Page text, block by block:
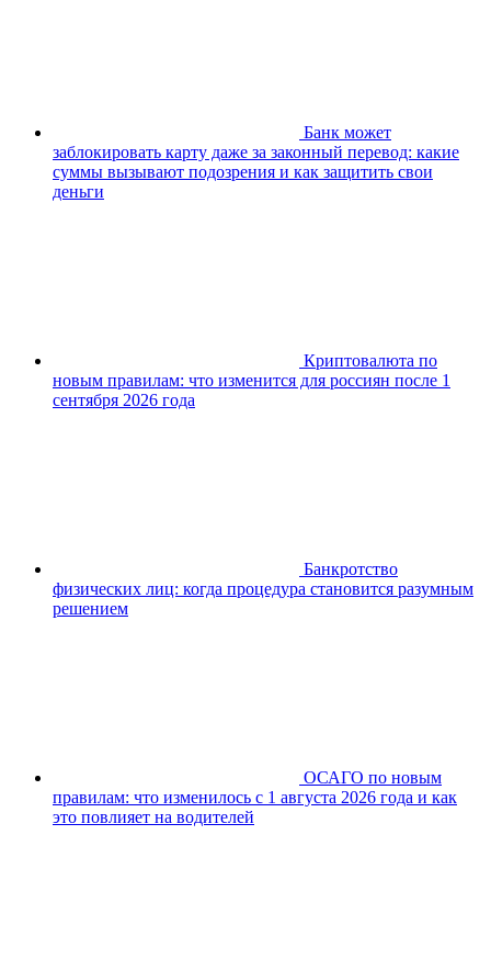
Банк может
заблокировать карту даже за законный перевод: какие
суммы вызывают подозрения и как защитить свои
деньги
Криптовалюта по
новым правилам: что изменится для россиян после 1
сентября 2026 года
Банкротство
физических лиц: когда процедура становится разумным
решением
ОСАГО по новым
правилам: что изменилось с 1 августа 2026 года и как
это повлияет на водителей